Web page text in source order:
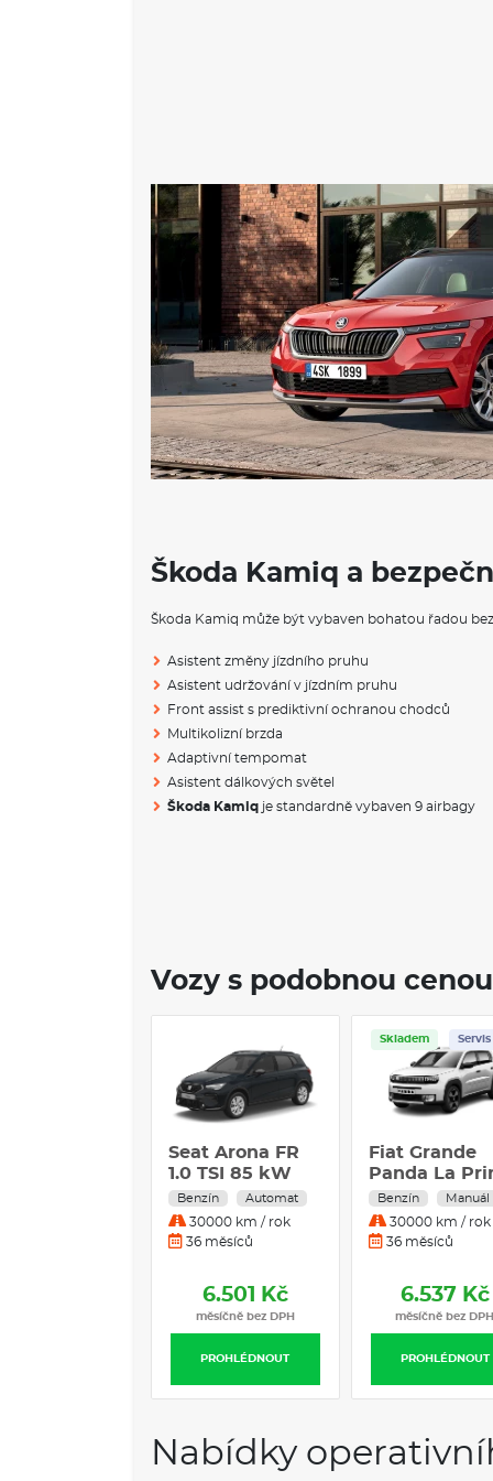
Škoda Kamiq a
Škoda Kamiq může být vybaven bohatou řadou
Asistent změny jízdního pruhu
Asistent udržování v jízdním pruhu
Front assist s prediktivní ochranou chodců
Multikolizní brzda
Adaptivní tempomat
Asistent dálkových světel
Škoda Kamiq je standardně vybaven 9 airbagy
Vozy s podobnou cenou
Seat Arona FR
1.0 TSI 85 kW
Benzín
Automatická
převodovka
Benzín Automat
30000 km / rok
36 měsíců
PROHLÉDNOUT
6.501 Kč
měsíčně bez DPH
Skladem Servis
Fiat Grande
Panda La
1.2 Turbo 74
Benzín
Manuální
Benzín Manuál
30000 km / rok
36 měsíců
PROHLÉDNOUT
6.537 Kč
měsíčně bez DPH
Nabídky